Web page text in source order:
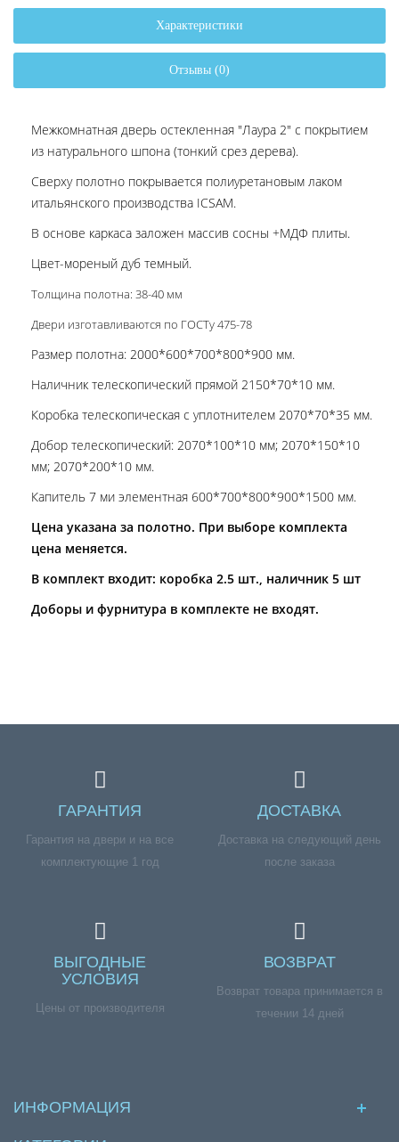
Характеристики
Отзывы (0)
Межкомнатная дверь остекленная "Лаура 2" с покрытием
из натурального шпона (тонкий срез дерева).
Сверху полотно покрывается полиуретановым лаком
итальянского производства ICSAM.
В основе каркаса заложен массив сосны +МДФ плиты.
Цвет-мореный дуб темный.
Толщина полотна: 38-40 мм
Двери изготавливаются по ГОСТу 475-78
Размер полотна: 2000*600*700*800*900 мм.
Наличник телескопический прямой 2150*70*10 мм.
Коробка телескопическая с уплотнителем 2070*70*35 мм.
Добор телескопический: 2070*100*10 мм; 2070*150*10
мм; 2070*200*10 мм.
Капитель 7 ми элементная 600*700*800*900*1500 мм.
Цена указана за полотно. При выборе комплекта
цена меняется.
В комплект входит: коробка 2.5 шт., наличник 5 шт
Доборы и фурнитура в комплекте не входят.
ГАРАНТИЯ
Гарантия на двери и на все
комплектующие 1 год
ДОСТАВКА
Доставка на следующий день
после заказа
ВЫГОДНЫЕ
УСЛОВИЯ
Цены от производителя
ВОЗВРАТ
Возврат товара принимается в
течении 14 дней
ИНФОРМАЦИЯ